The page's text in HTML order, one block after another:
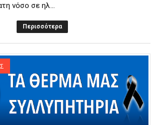
νόσο σε ηλ...
Περισσότερα